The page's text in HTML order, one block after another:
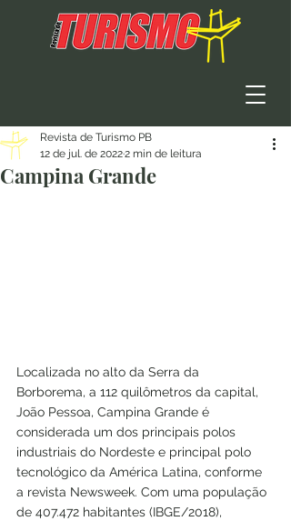
Campina Grande
Revista de Turismo PB
12 de jul. de 20222 min de leitura
Localizada no alto da Serra da
Borborema, a 112 quilômetros da capital,
João Pessoa, Campina Grande é
considerada um dos principais polos
industriais do Nordeste e principal polo
tecnológico da América Latina, conforme
a revista Newsweek. Com uma população
de 407.472 habitantes (IBGE/2018),